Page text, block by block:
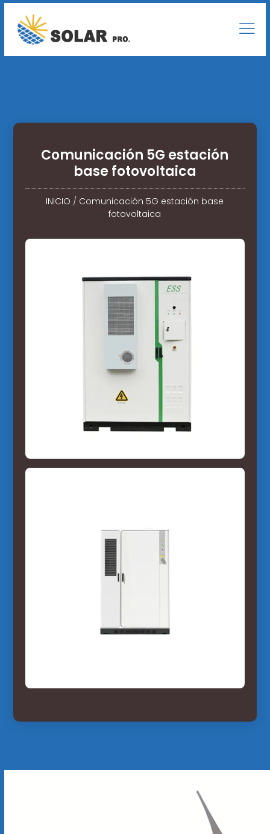
Comunicación 5G estación
base fotovoltaica
INICIO / Comunicación 5G estación base
fotovoltaica